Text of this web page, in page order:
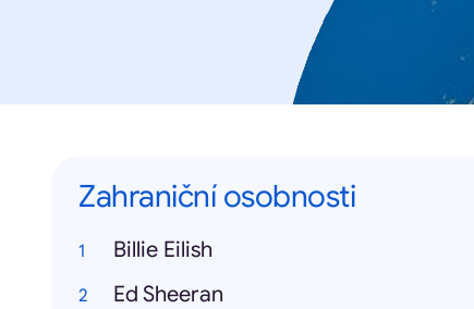
Zahraniční osobnosti
Billie Eilish
Ed Sheeran